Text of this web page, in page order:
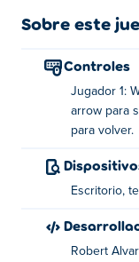
es la
salida, pasarás de
jugar con tus
¿Cómo jugar
rebotar en
Sobre este
Controles
Jugador 1:
arrow para
para volver.
Escritorio,
Robert